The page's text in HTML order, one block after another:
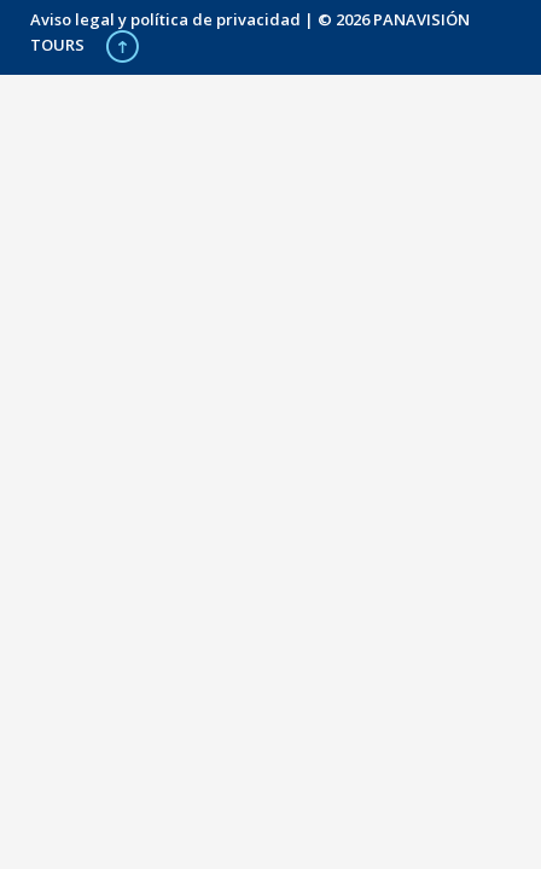
Aviso legal y política de privacidad | © 2026 PANAVISIÓN
TOURS